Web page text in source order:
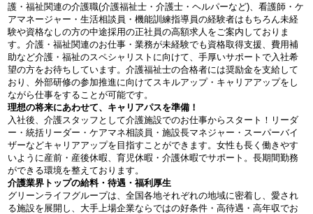
護・福祉関連の介護職(介護福祉士・介護士・ヘルパーなど)、看護師・ケ
アマネージャー・生活相談員・機能訓練指導員の経験者はもちろん未経
験や資格なしの方の中途採用の正社員の高額求人をご案内しておりま
す。介護・福祉関連のお仕事・業務が未経験でも資格取得支援、費用補
助など介護・福祉のスペシャリストに向けて、手厚いサポートで入社希
望の方をお待ちしています。介護福祉士の合格者には奨励金を支給して
おり、外部研修の参加推進に向けてスキルアップ・キャリアアップをし
ながら仕事をすることが可能です。
理想の将来にあわせて、キャリアパスを準備！
入社後、介護スタッフとして介護施設でのお仕事からスタート！リーダ
ー・統括リーダー・ケアマネ相談員・施設長マネジャー・スーパーバイ
ザーなどキャリアアップを目指すことができます。女性も長く働きやす
いように産前・産後休暇、育児休暇・介護休暇でサポート。長期間勤務
ができる環境を整えております。
介護業界トップの給料・待遇・福利厚生
グリーンライフグループは、全国各地それぞれの地域に密着し、愛され
る施設を展開し、大手上場企業ならではの好条件・高待遇・高年収でお